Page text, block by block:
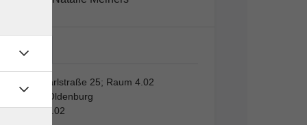
VHS,…
VHS, Karlstraße 25; Raum 4.02
26123 Oldenburg
Raum 4.02